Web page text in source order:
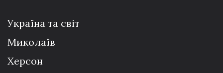
Україна та світ
Миколаїв
Херсон